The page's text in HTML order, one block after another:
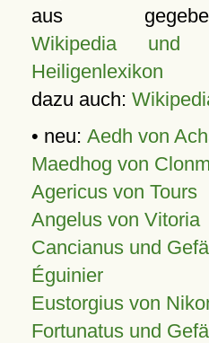
aus
Wikipedia und
Heiligenlexikon
dazu auch:
• neu: Aedh von
Maedhog von
Agericus von Tours
Angelus von Vitoria
Cancianus und
Éguinier
Eustorgius von
Fortunatus und